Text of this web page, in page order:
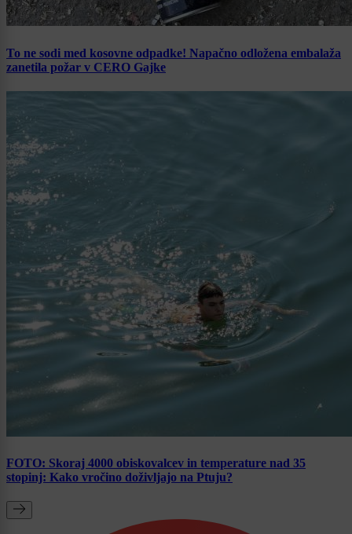
To ne sodi med kosovne odpadke! Napačno odložena embalaža
zanetila požar v CERO Gajke
FOTO: Skoraj 4000 obiskovalcev in temperature nad 35
stopinj: Kako vročino doživljajo na Ptuju?